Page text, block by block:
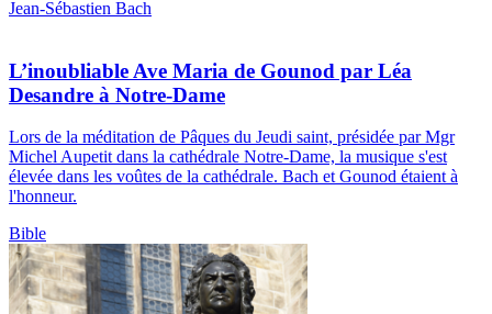
Jean-Sébastien Bach
L’inoubliable Ave Maria de Gounod par Léa
Desandre à Notre-Dame
Lors de la méditation de Pâques du Jeudi saint, présidée par Mgr
Michel Aupetit dans la cathédrale Notre-Dame, la musique s'est
élevée dans les voûtes de la cathédrale. Bach et Gounod étaient à
l'honneur.
Bible